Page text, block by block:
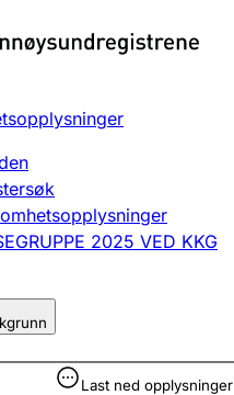
til
endre, slette
endre, slette
2025 VED KKG
Last ned opplysninger
er skjult